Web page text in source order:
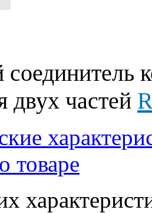
двух частей
товаре